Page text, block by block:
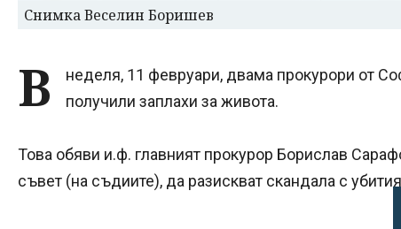
Снимка Веселин Боришев
В
неделя, 11 февруари, двама прокурори от
получили заплахи за живота.
Това обяви и.ф. главният прокурор Борислав
съвет (на съдиите), да разискват скандала с